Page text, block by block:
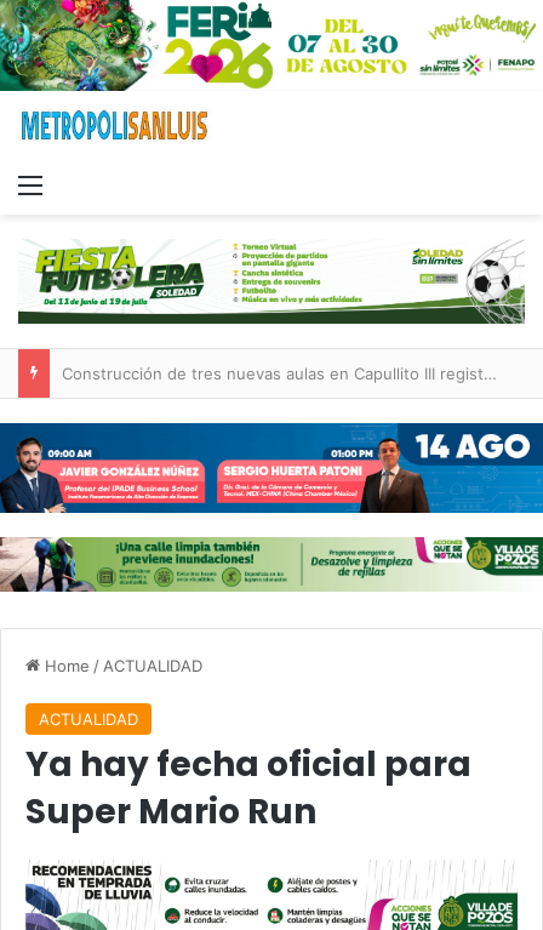
Construcción de tres nuevas aulas en Capullito III registra avances en Soledad
Home / ACTUALIDAD
ACTUALIDAD
Ya hay fecha oficial para
Super Mario Run